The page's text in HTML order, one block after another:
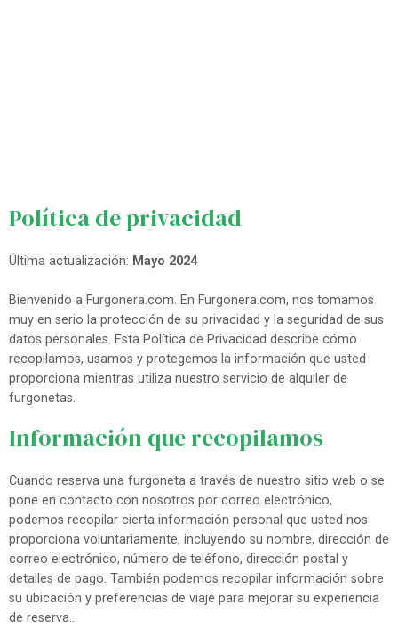
Política de privacidad
Última actualización: Mayo 2024
Bienvenido a Furgonera.com. En Furgonera.com, nos tomamos
muy en serio la protección de su privacidad y la seguridad de sus
datos personales. Esta Política de Privacidad describe cómo
recopilamos, usamos y protegemos la información que usted
proporciona mientras utiliza nuestro servicio de alquiler de
furgonetas.
Información que recopilamos
Cuando reserva una furgoneta a través de nuestro sitio web o se
pone en contacto con nosotros por correo electrónico,
podemos recopilar cierta información personal que usted nos
proporciona voluntariamente, incluyendo su nombre, dirección de
correo electrónico, número de teléfono, dirección postal y
detalles de pago. También podemos recopilar información sobre
su ubicación y preferencias de viaje para mejorar su experiencia
de reserva..